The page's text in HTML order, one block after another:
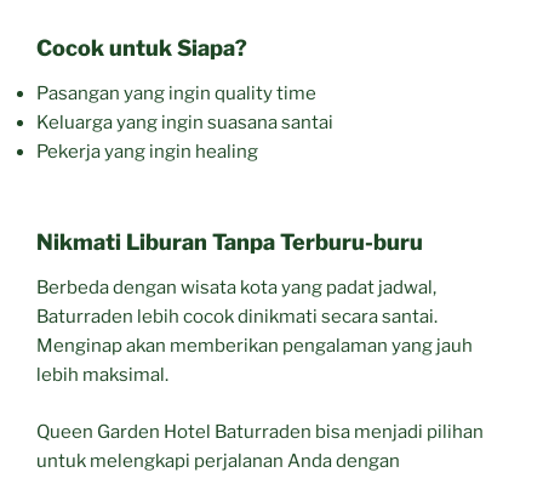
Cocok untuk Siapa?
Pasangan yang ingin quality time
Keluarga yang ingin suasana santai
Pekerja yang ingin healing
Nikmati Liburan Tanpa Terburu-buru
Berbeda dengan wisata kota yang padat jadwal,
Baturraden lebih cocok dinikmati secara santai.
Menginap akan memberikan pengalaman yang jauh
lebih maksimal.
Queen Garden Hotel Baturraden bisa menjadi pilihan
untuk melengkapi perjalanan Anda dengan